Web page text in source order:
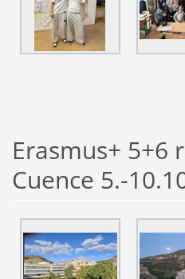
Erasmus+ 5+6
Cuence 5.-